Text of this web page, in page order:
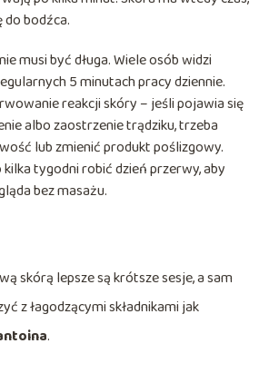
bodźca.
musi być długa. Wiele osób widzi
5 minutach pracy dziennie.
reakcji skóry – jeśli pojawia się
albo zaostrzenie trądziku, trzeba
lub zmienić produkt poślizgowy.
tygodni robić dzień przerwy, aby
bez masażu.
skórą lepsze są krótsze sesje, a sam
z łagodzącymi składnikami jak
.